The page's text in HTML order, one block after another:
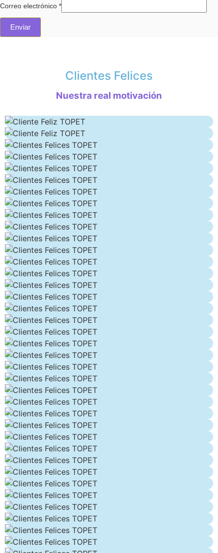
Correo electrónico *
Clientes Felices
Nuestra real motivación